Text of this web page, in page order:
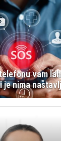
vam
je nima